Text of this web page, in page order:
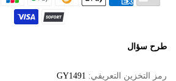
طرح سؤال
رمز التخزين التعريفي: GY1491